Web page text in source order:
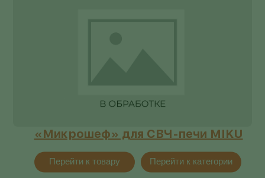
«Микрошеф» для СВЧ-печи MIKU
Перейти к товару Перейти к категории